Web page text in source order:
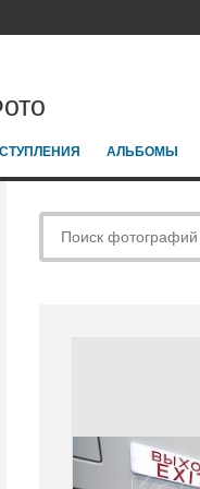
АЛЬБОМЫ